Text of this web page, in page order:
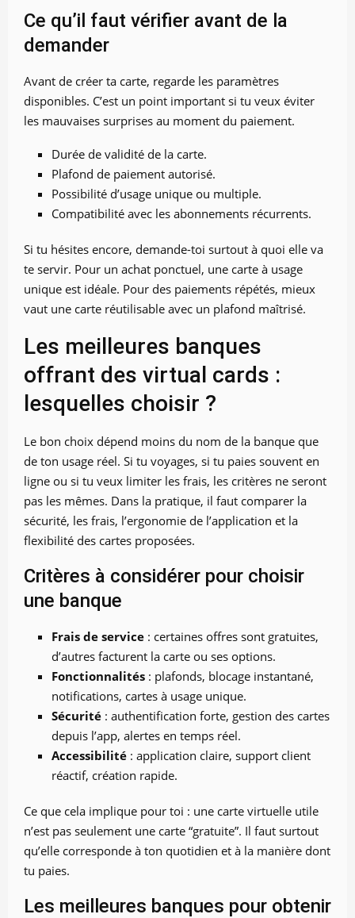
Ce qu’il faut vérifier avant de la
demander
Avant de créer ta carte, regarde les paramètres
disponibles. C’est un point important si tu veux éviter
les mauvaises surprises au moment du paiement.
Durée de validité de la carte.
Plafond de paiement autorisé.
Possibilité d’usage unique ou multiple.
Compatibilité avec les abonnements récurrents.
Si tu hésites encore, demande-toi surtout à quoi elle va
te servir. Pour un achat ponctuel, une carte à usage
unique est idéale. Pour des paiements répétés, mieux
vaut une carte réutilisable avec un plafond maîtrisé.
Les meilleures banques
offrant des virtual cards :
lesquelles choisir ?
Le bon choix dépend moins du nom de la banque que
de ton usage réel. Si tu voyages, si tu paies souvent en
ligne ou si tu veux limiter les frais, les critères ne seront
pas les mêmes. Dans la pratique, il faut comparer la
sécurité, les frais, l’ergonomie de l’application et la
flexibilité des cartes proposées.
Critères à considérer pour choisir
une banque
Frais de service : certaines offres sont gratuites,
d’autres facturent la carte ou ses options.
Fonctionnalités : plafonds, blocage instantané,
notifications, cartes à usage unique.
Sécurité : authentification forte, gestion des cartes
depuis l’app, alertes en temps réel.
Accessibilité : application claire, support client
réactif, création rapide.
Ce que cela implique pour toi : une carte virtuelle utile
n’est pas seulement une carte “gratuite”. Il faut surtout
qu’elle corresponde à ton quotidien et à la manière dont
tu paies.
Les meilleures banques pour obtenir